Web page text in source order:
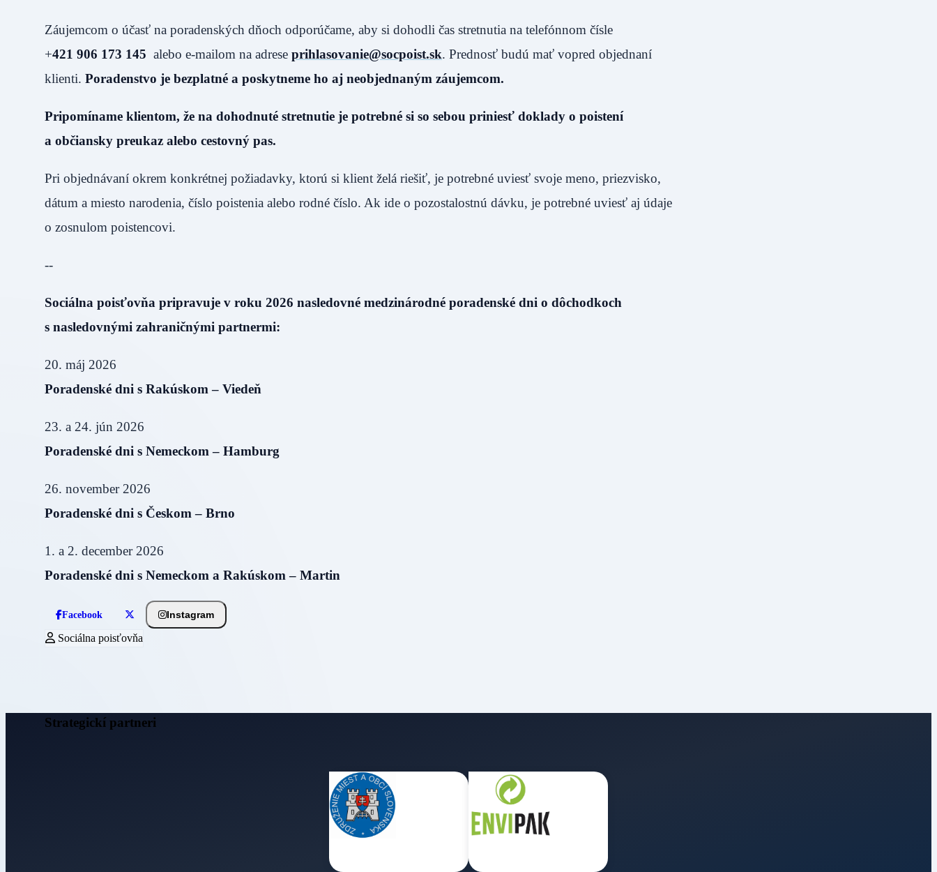
Záujemcom o účasť na poradenských dňoch odporúčame, aby si dohodli čas stretnutia na telefónnom čísle
+421 906 173 145 alebo e-mailom na adrese prihlasovanie@socpoist.sk. Prednosť budú mať vopred objednaní
klienti. Poradenstvo je bezplatné a poskytneme ho aj neobjednaným záujemcom.
Pripomíname klientom, že na dohodnuté stretnutie je potrebné si so sebou priniesť doklady o poistení
a občiansky preukaz alebo cestovný pas.
Pri objednávaní okrem konkrétnej požiadavky, ktorú si klient želá riešiť, je potrebné uviesť svoje meno, priezvisko,
dátum a miesto narodenia, číslo poistenia alebo rodné číslo. Ak ide o pozostalostnú dávku, je potrebné uviesť aj údaje
o zosnulom poistencovi.
--
Sociálna poisťovňa pripravuje v roku 2026 nasledovné medzinárodné poradenské dni o dôchodkoch
s nasledovnými zahraničnými partnermi:
20. máj 2026
Poradenské dni s Rakúskom – Viedeň
23. a 24. jún 2026
Poradenské dni s Nemeckom – Hamburg
26. november 2026
Poradenské dni s Českom – Brno
1. a 2. december 2026
Poradenské dni s Nemeckom a Rakúskom – Martin
Facebook Instagram
Sociálna poisťovňa
Strategickí partneri